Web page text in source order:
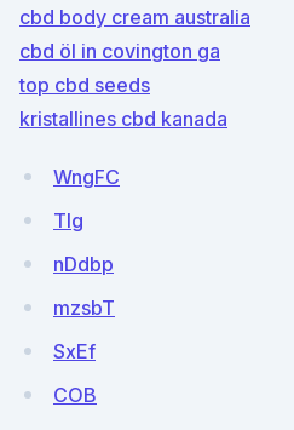
cbd body cream australia
cbd öl in covington ga
top cbd seeds
kristallines cbd kanada
WngFC
TIg
nDdbp
mzsbT
SxEf
COB